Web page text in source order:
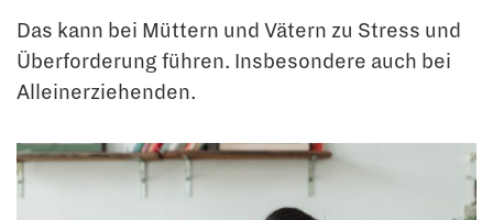
Das kann bei Müttern und Vätern zu Stress und
Überforderung führen. Insbesondere auch bei
Alleinerziehenden.